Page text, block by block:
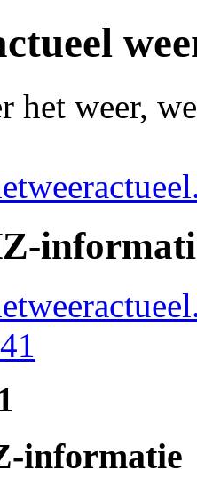
het weer,
1
informatie